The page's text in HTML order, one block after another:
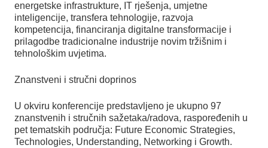
energetske infrastrukture, IT rješenja, umjetne
inteligencije, transfera tehnologije, razvoja
kompetencija, financiranja digitalne transformacije i
prilagodbe tradicionalne industrije novim tržišnim i
tehnološkim uvjetima.
Znanstveni i stručni doprinos
U okviru konferencije predstavljeno je ukupno 97
znanstvenih i stručnih sažetaka/radova, raspoređenih u
pet tematskih područja: Future Economic Strategies,
Technologies, Understanding, Networking i Growth.